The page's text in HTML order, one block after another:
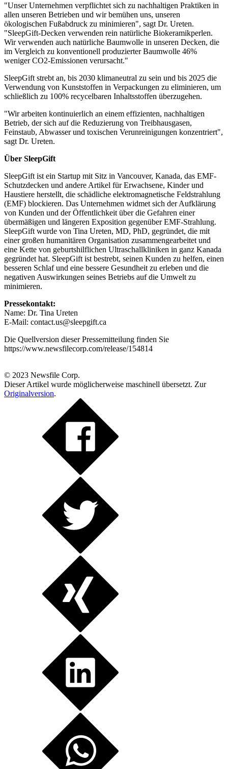
"Unser Unternehmen verpflichtet sich zu nachhaltigen Praktiken in
allen unseren Betrieben und wir bemühen uns, unseren
ökologischen Fußabdruck zu minimieren", sagt Dr. Ureten.
"SleepGift-Decken verwenden rein natürliche Biokeramikperlen.
Wir verwenden auch natürliche Baumwolle in unseren Decken, die
im Vergleich zu konventionell produzierter Baumwolle 46%
weniger CO2-Emissionen verursacht."
SleepGift strebt an, bis 2030 klimaneutral zu sein und bis 2025 die
Verwendung von Kunststoffen in Verpackungen zu eliminieren, um
schließlich zu 100% recycelbaren Inhaltsstoffen überzugehen.
"Wir arbeiten kontinuierlich an einem effizienten, nachhaltigen
Betrieb, der sich auf die Reduzierung von Treibhausgasen,
Feinstaub, Abwasser und toxischen Verunreinigungen konzentriert",
sagt Dr. Ureten.
Über SleepGift
SleepGift ist ein Startup mit Sitz in Vancouver, Kanada, das EMF-
Schutzdecken und andere Artikel für Erwachsene, Kinder und
Haustiere herstellt, die schädliche elektromagnetische Feldstrahlung
(EMF) blockieren. Das Unternehmen widmet sich der Aufklärung
von Kunden und der Öffentlichkeit über die Gefahren einer
übermäßigen und längeren Exposition gegenüber EMF-Strahlung.
SleepGift wurde von Tina Ureten, MD, PhD, gegründet, die mit
einer großen humanitären Organisation zusammengearbeitet und
eine Kette von geburtshilflichen Ultraschallkliniken in ganz Kanada
gegründet hat. SleepGift ist bestrebt, seinen Kunden zu helfen, einen
besseren Schlaf und eine bessere Gesundheit zu erleben und die
negativen Auswirkungen seines Betriebs auf die Umwelt zu
minimieren.
Pressekontakt:
Name: Dr. Tina Ureten
E-Mail: contact.us@sleepgift.ca
Die Quellversion dieser Pressemitteilung finden Sie
https://www.newsfilecorp.com/release/154814
© 2023 Newsfile Corp.
Dieser Artikel wurde möglicherweise maschinell übersetzt. Zur
Originalversion.